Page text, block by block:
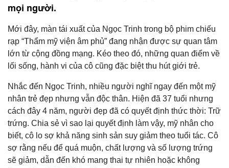
mọi người.
Mới đây, màn tái xuất của Ngọc Trinh trong bộ phim chiếu
rạp “Thẩm mỹ viện âm phủ” đang nhận được sự quan tâm
lớn từ cộng đồng mạng. Kéo theo đó, những quan điểm về
lối sống, hành vi của cô cũng đặc biệt thu hút giới trẻ.
Nhắc đến Ngọc Trinh, nhiều người nghĩ ngay đến một mỹ
nhân trẻ đẹp nhưng vẫn độc thân. Hiện đã 37 tuổi nhưng
cách đây 4 năm, người đẹp đã có quyết định thức thời: Trữ
trứng. Chia sẻ vì sao lại quyết định làm vậy, mỹ nhân cho
biết, cô lo sợ khả năng sinh sản suy giảm theo tuổi tác. Cô
sợ rằng nếu để quá muộn, chất lượng và số lượng trứng
sẽ giảm, dẫn đến khó mang thai tự nhiên hoặc không